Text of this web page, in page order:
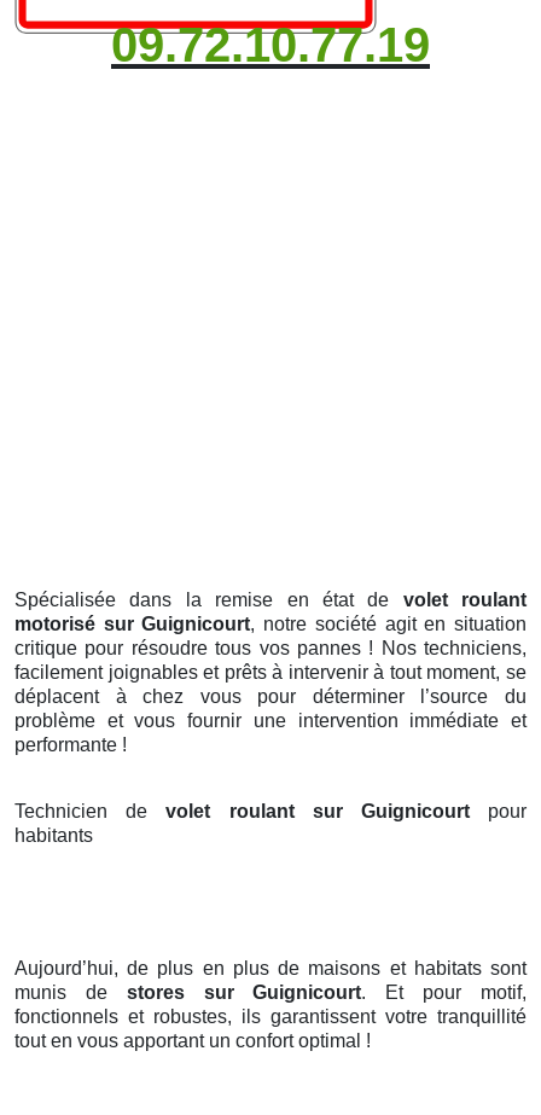
09.72.10.77.19
Spécialisée dans la remise en état de volet roulant
motorisé sur Guignicourt, notre société agit en situation
critique pour résoudre tous vos pannes ! Nos techniciens,
facilement joignables et prêts à intervenir à tout moment, se
déplacent à chez vous pour déterminer l’source du
problème et vous fournir une intervention immédiate et
performante !
Technicien devolet roulant sur Guignicourt pour
habitants
Aujourd’hui, de plus en plus de maisons et habitats sont
munis de stores sur Guignicourt. Et pour motif,
fonctionnels et robustes, ils garantissent votre tranquillité
tout en vous apportant un confort optimal !